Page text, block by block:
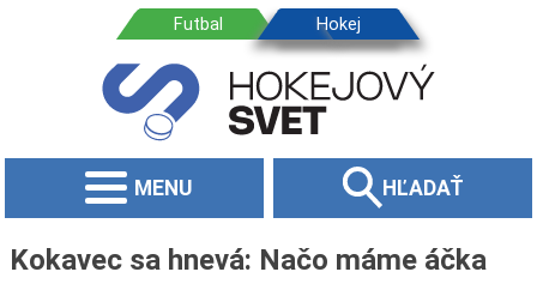
MENU HĽADAŤ
Kokavec sa hnevá: Načo máme áčka